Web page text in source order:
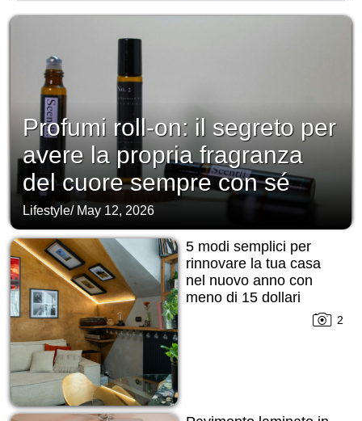
Profumi roll-on: il segreto per
avere la propria fragranza
del cuore sempre con sé
Lifestyle/ May 12, 2026
5 modi semplici per
rinnovare la tua casa
nel nuovo anno con
meno di 15 dollari
2